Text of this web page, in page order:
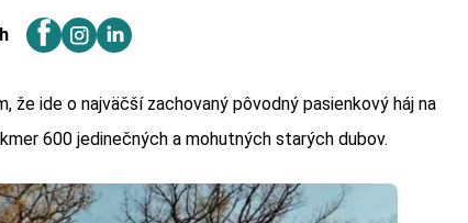
ide o najväčší zachovaný pôvodný pasienkový háj na
600 jedinečných a mohutných starých dubov.